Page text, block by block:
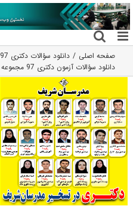
رفتن
به
محتوا
صفحه اصلی دانلود سؤالات دکتری 97
دانلود سؤالات آزمون دکتری 97 مجموعه مدیریت آموزشی کد 2143